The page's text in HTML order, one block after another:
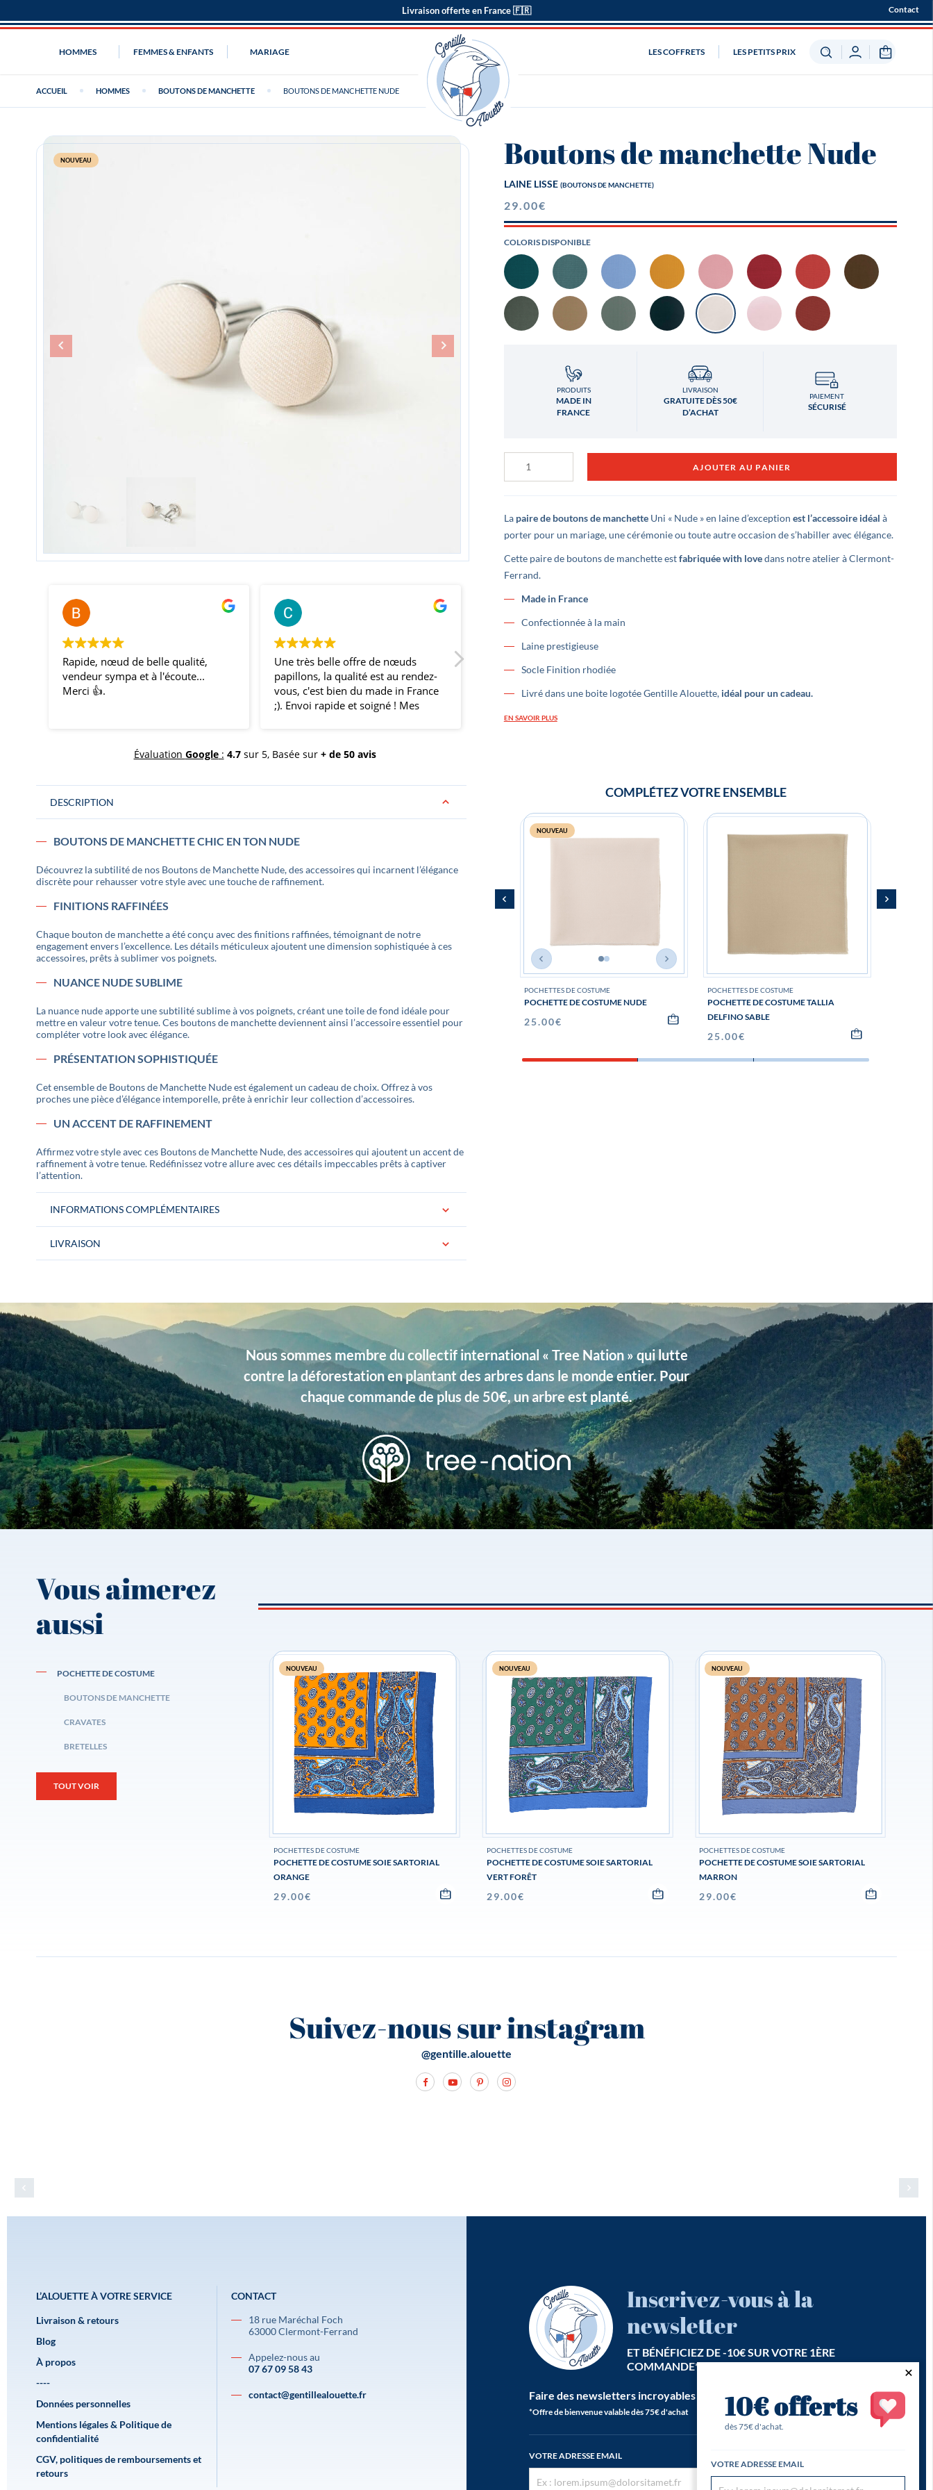
Livraison offerte en France 🇫🇷 Contact
HOMMES FEMMES & ENFANTS MARIAGE LES COFFRETS LES PETITS PRIX
ACCUEIL HOMMES BOUTONS DE MANCHETTE BOUTONS DE MANCHETTE NUDE
NOUVEAU
Bernard Thery
Rapide, nœud de belle qualité,
vendeur sympa et à l'écoute...
Clément Lê
Une très belle offre de nœuds
papillons, la qualité est au rendez-
vous, c'est bien du made in France
;). Envoi rapide et soigné ! Mes
impression avec nos nœuds
il y a 3 ans
Super noeud papillon et trés belle
boutique.
Évaluation Google: 4.7sur 5, Basée sur + de 50 avis
Boutons de manchette Nude
LAINE LISSE (BOUTONS DE MANCHETTE)
29.00€
COLORIS DISPONIBLE
PRODUITS
MADE IN
FRANCE
LIVRAISON
GRATUITE DÈS 50€
D’ACHAT
PAIEMENT
SÉCURISÉ
Boutons
Nude
AJOUTER AU PANIER
La paire de boutons de manchetteUni « Nude » en laine d’exception est l’accessoire idéal à
porter pour un mariage, une cérémonie ou toute autre occasion de s’habiller avec élégance.
Cette paire de boutons de manchette estfabriquée with lovedans notre atelier à Clermont-
Ferrand.
Made in France
Confectionnée à la main
Laine prestigieuse
Socle Finition rhodiée
Livré dans une boite logotée Gentille Alouette, idéal pour un cadeau.
EN SAVOIR PLUS
DESCRIPTION
BOUTONS DE MANCHETTE CHIC EN TON NUDE
Découvrez la subtilité de nos Boutons de Manchette Nude, des accessoires qui incarnent l’élégance
discrète pour rehausser votre style avec une touche de raffinement.
FINITIONS RAFFINÉES
Chaque bouton de manchette a été conçu avec des finitions raffinées, témoignant de notre
engagement envers l’excellence. Les détails méticuleux ajoutent une dimension sophistiquée à ces
accessoires, prêts à sublimer vos poignets.
NUANCE NUDE SUBLIME
La nuance nude apporte une subtilité sublime à vos poignets, créant une toile de fond idéale pour
mettre en valeur votre tenue. Ces boutons de manchette deviennent ainsi l’accessoire essentiel pour
compléter votre look avec élégance.
PRÉSENTATION SOPHISTIQUÉE
Cet ensemble de Boutons de Manchette Nude est également un cadeau de choix. Offrez à vos
proches une pièce d’élégance intemporelle, prête à enrichir leur collection d’accessoires.
UN ACCENT DE RAFFINEMENT
Affirmez votre style avec ces Boutons de Manchette Nude, des accessoires qui ajoutent un accent de
raffinement à votre tenue. Redéfinissez votre allure avec ces détails impeccables prêts à captiver
l’attention.
INFORMATIONS COMPLÉMENTAIRES
Couleurs Beige
Dimensions
Matière Laine
Type de produits Unis
LIVRAISON
COMPLÉTEZ VOTRE ENSEMBLE
NOUVEAU
POCHETTES DE COSTUME
POCHETTE DE COSTUME NUDE
25.00€
POCHETTES DE COSTUME
POCHETTE DE COSTUME TALLIA
DELFINO SABLE
25.00€
Nous sommes membre du collectif international « Tree Nation » qui lutte
contre la déforestation en plantant des arbres dans le monde entier. Pour
chaque commande de plus de 50€, un arbre est planté.
Vous aimerez
aussi
POCHETTE DE COSTUME
BOUTONS DE MANCHETTE
CRAVATES
BRETELLES
TOUT VOIR
NOUVEAU
POCHETTES DE COSTUME
POCHETTE DE COSTUME SOIE SARTORIAL
ORANGE
29.00€
NOUVEAU
POCHETTES DE COSTUME
POCHETTE DE COSTUME SOIE SARTORIAL
VERT FORÊT
29.00€
NOUVEAU
POCHETTES DE COSTUME
POCHETTE DE COSTUME SOIE SARTORIAL
MARRON
29.00€
Suivez-nous sur instagram
@gentille.alouette
L’ALOUETTE À VOTRE SERVICE
Livraison & retours
Blog
À propos
----
Données personnelles
Mentions légales & Politique de
confidentialité
CGV, politiques de remboursements et
retours
CONTACT
18 rue Maréchal Foch
63000 Clermont-Ferrand
Appelez-nous au
07 67 09 58 43
contact@gentillealouette.fr
Inscrivez-vous à la
newsletter
ET BÉNÉFICIEZ DE -10€ SUR VOTRE 1ÈRE
COMMANDE*
Faire des newsletters incroyables est notre seconde vocation !
*Offre de bienvenue valable dès 75€ d'achat
VOTRE ADRESSE EMAIL
S’inscrire
10€ offerts
dès 75€ d'achat.
VOTRE ADRESSE EMAIL